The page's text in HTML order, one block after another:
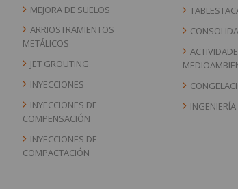
MEJORA DE SUELOS
ARRIOSTRAMIENTOS
METÁLICOS
JET GROUTING
INYECCIONES
INYECCIONES DE
COMPENSACIÓN
INYECCIONES DE
COMPACTACIÓN
INGENIERÍA